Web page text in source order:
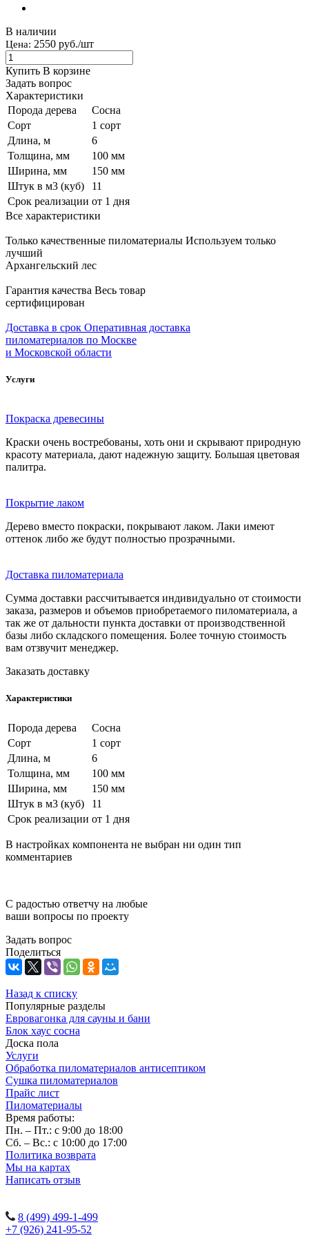
В наличии
Цена: 2550 руб./шт
Купить В корзине
Задать вопрос
Характеристики
Порода дерева
Сосна
Сорт
1 сорт
Длина, м
6
Толщина, мм
100 мм
Ширина, мм
150 мм
Штук в м3 (куб)
11
Срок реализации от 1 дня
Все характеристики
Только качественные пиломатериалы Используем только
лучший
Архангельский лес
Гарантия качества Весь товар
сертифицирован
Доставка в срок Оперативная доставка
пиломатериалов по Москве
и Московской области
Услуги
Покраска древесины
Краски очень востребованы, хоть они и скрывают природную
красоту материала, дают надежную защиту. Большая цветовая
палитра.
Покрытие лаком
Дерево вместо покраски, покрывают лаком. Лаки имеют
оттенок либо же будут полностью прозрачными.
Доставка пиломатериала
Сумма доставки рассчитывается индивидуально от стоимости
заказа, размеров и объемов приобретаемого пиломатериала, а
так же от дальности пункта доставки от производственной
базы либо складского помещения. Более точную стоимость
вам отзвучит менеджер.
Заказать доставку
Характеристики
Порода дерева
Сосна
Сорт
1 сорт
Длина, м
6
Толщина, мм
100 мм
Ширина, мм
150 мм
Штук в м3 (куб)
11
Срок реализации от 1 дня
В настройках компонента не выбран ни один тип
комментариев
С радостью ответчу на любые
ваши вопросы по проекту
Задать вопрос
Поделиться
Назад к списку
Популярные разделы
Евровагонка для сауны и бани
Блок хаус сосна
Доска пола
Услуги
Обработка пиломатериалов антисептиком
Сушка пиломатериалов
Прайс лист
Пиломатериалы
Время работы:
Пн. – Пт.: с 9:00 до 18:00
Сб. – Вс.: с 10:00 до 17:00
Политика возврата
Мы на картах
Написать отзыв
8 (499) 499-1-499
+7 (926) 241-95-52